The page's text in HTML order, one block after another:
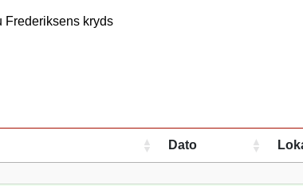
Frederiksens kryds
Dato